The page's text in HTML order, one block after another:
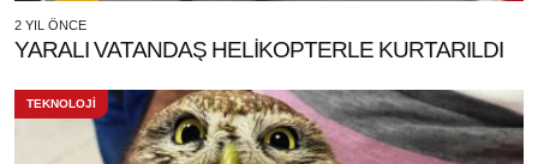
2 YIL ÖNCE
YARALI VATANDAŞ HELİKOPTERLE KURTARILDI
TEKNOLOJİ